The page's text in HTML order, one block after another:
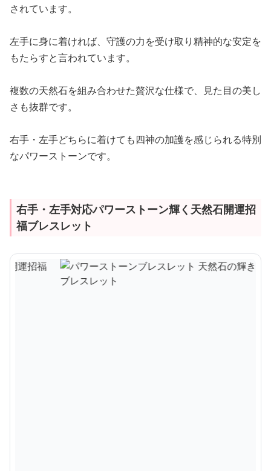
されています。
左手に身に着ければ、守護の力を受け取り精神的な安定を
もたらすと言われています。
複数の天然石を組み合わせた贅沢な仕様で、見た目の美し
さも抜群です。
右手・左手どちらに着けても四神の加護を感じられる特別
なパワーストーンです。
右手・左手対応パワーストーン輝く天然石開運招
福ブレスレット